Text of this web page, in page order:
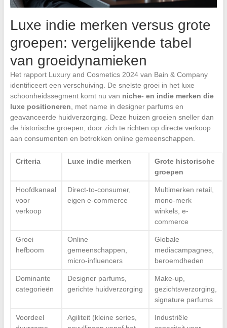
Luxe indie merken versus grote
groepen: vergelijkende tabel
van groeidynamieken
Het rapport Luxury and Cosmetics 2024 van Bain & Company
identificeert een verschuiving. De snelste groei in het luxe
schoonheidssegment komt nu van niche- en indie merken die
luxe positioneren , met name in designer parfums en
geavanceerde huidverzorging. Deze huizen groeien sneller dan
de historische groepen, door zich te richten op directe verkoop
aan consumenten en betrokken online gemeenschappen.
Criteria Luxe indie merken
Grote historische
groepen
Hoofdkanaal
voor
verkoop
Direct-to-consumer,
eigen e-commerce
Multimerken retail,
mono-merk
winkels, e-
commerce
Groei
hefboom
Online
gemeenschappen,
micro-influencers
Globale
mediacampagnes,
beroemdheden
Dominante
categorieën
Designer parfums,
gerichte huidverzorging
Make-up,
gezichtsverzorging,
signature parfums
Voordeel
Agiliteit (kleine series,
Industriële